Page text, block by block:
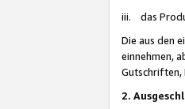
iii. das
Die aus den
einnehmen,
Gutschriften,
2.